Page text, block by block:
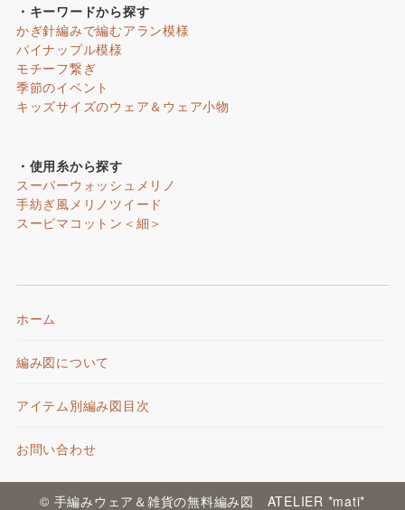
・キーワードから探す
かぎ針編みで編むアラン模様
パイナップル模様
モチーフ繋ぎ
季節のイベント
キッズサイズのウェア＆ウェア小物
・使用糸から探す
スーパーウォッシュメリノ
手紡ぎ風メリノツイード
スーピマコットン＜細＞
ホーム
編み図について
アイテム別編み図目次
お問い合わせ
© 手編みウェア＆雑貨の無料編み図 ATELIER *mati*